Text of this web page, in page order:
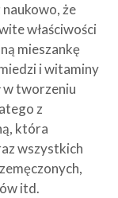
że
właściwości
mieszankę
i witaminy
w tworzeniu
z
która
wszystkich
itd.